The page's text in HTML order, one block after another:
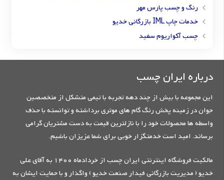
رنگ و چسب پارس مهر
خدمات چاپ IML بازرگانی خدیو
چسب آکواریوم سفید
درباره ایران چسب
این مجموعه با بیش از چند دهه تجربه با تیمی متشکل از متخصصین
جوان در زمینه پخش رنگ گام های موثری برداشته و توانسته با حذف
واسطه ها محصولات خود را با نازلترین قیمت به دست مشتریان گرامی
برساند. امید است خدمتگزار خوبی برای شما عزیزان باشیم.
مالکیت فروشگاه اینترنتی ایران چسب از خردادماه 1400 به آقای علی
خدیو ( مدیریت بازرگانی فیدار صنعت خدیو ) واگذار و با حمایت ایشان به